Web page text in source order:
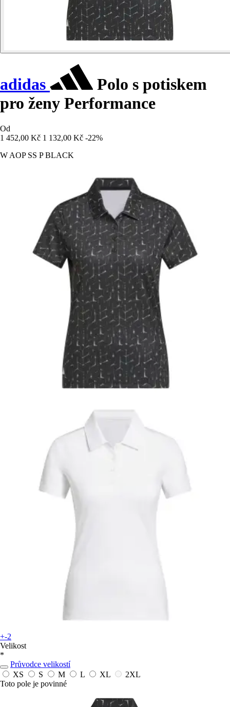
adidas
Polo s potiskem
pro ženy Performance
Od
1 452,00 Kč 1 132,00 Kč -22%
W AOP SS P BLACK
+-2
Velikost
*
Průvodce velikostí
XS
S M L XL
2XL
Toto pole je povinné